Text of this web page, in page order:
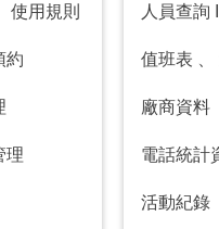
使用規則
約
理
人員查詢
值班表
廠商資料
電話統計
活動紀錄